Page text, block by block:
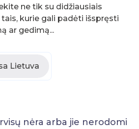
ne tik su didžiausiais
tais, kurie gali padėti išspręsti
ar gedimą...
Lietuva
nėra arba jie nerodomi